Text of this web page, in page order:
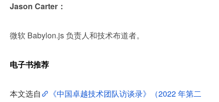
Jason Carter：
微软 Babylon.js 负责人和技术布道者。
电子书推荐
本文选自
《中国卓越技术团队访谈录》（2022 年第二